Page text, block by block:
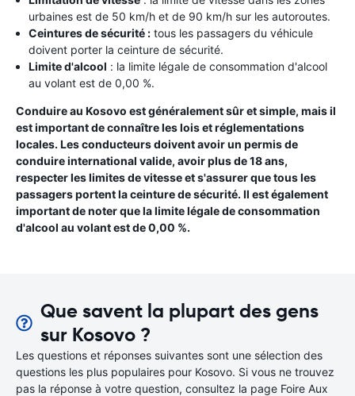
urbaines est de 50 km/h et de 90 km/h sur les autoroutes.
Ceintures de sécurité : tous les passagers du véhicule
doivent porter la ceinture de sécurité.
Limite d'alcool : la limite légale de consommation d'alcool
au volant est de 0,00 %.
Conduire au Kosovo est généralement sûr et simple, mais il
est important de connaître les lois et réglementations
locales. Les conducteurs doivent avoir un permis de
conduire international valide, avoir plus de 18 ans,
respecter les limites de vitesse et s'assurer que tous les
passagers portent la ceinture de sécurité. Il est également
important de noter que la limite légale de consommation
d'alcool au volant est de 0,00 %.
Que savent la plupart des gens
sur Kosovo ?
Les questions et réponses suivantes sont une sélection des
questions les plus populaires pour Kosovo. Si vous ne trouvez
pas la réponse à votre question, consultez la page Foire Aux